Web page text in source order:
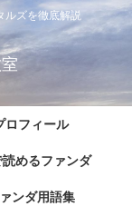
ルズを徹底解説
ロフィール
めるファンダ
ンダ用語集